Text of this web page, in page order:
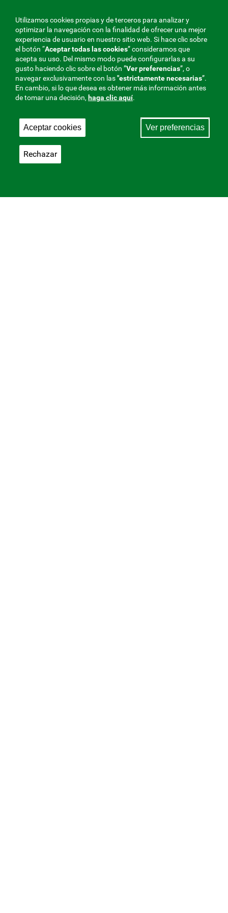
Utilizamos cookies propias y de terceros para analizar y
optimizar la navegación con la finalidad de ofrecer una mejor
experiencia de usuario en nuestro sitio web. Si hace clic sobre
el botón “Aceptar todas las cookies” consideramos que
acepta su uso. Del mismo modo puede configurarlas a su
gusto haciendo clic sobre el botón ”Ver preferencias”, o
navegar exclusivamente con las"estrictamentenecesarias”.
En cambio, si lo que desea es obtener más información antes
de tomar una decisión, haga clic aquí.
Aceptar cookies Ver preferencias
Rechazar